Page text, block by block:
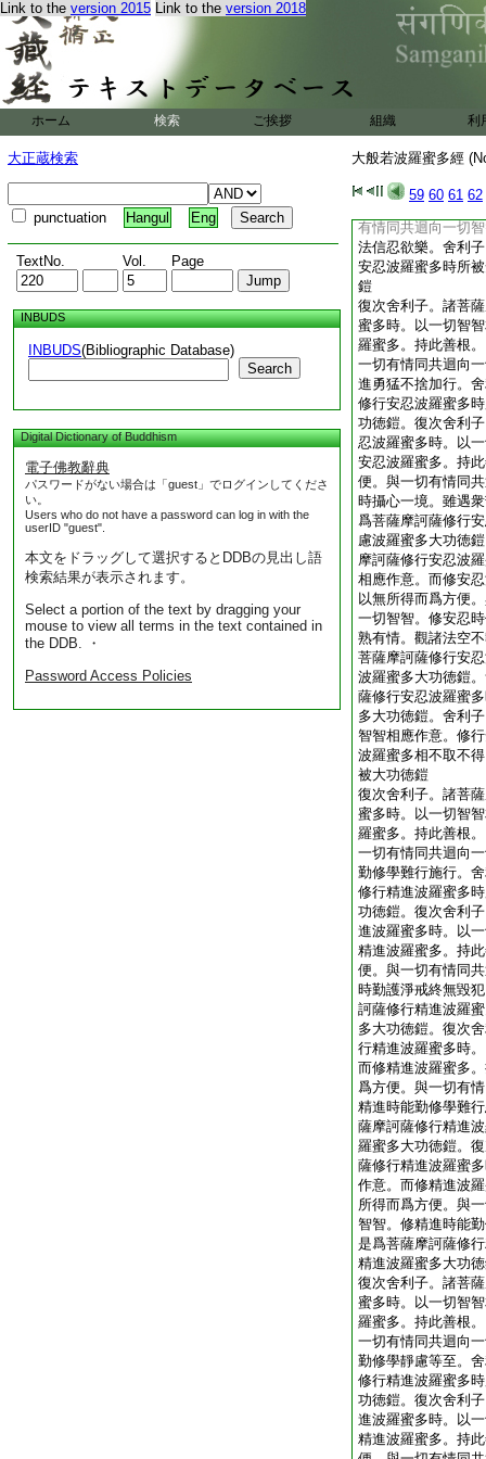
Link to the version 2015 Link to the version 2018
ホーム 検索 ご挨拶 組織 利
大正蔵検索
punctuation Hangul Eng
TextNo. Vol. Page
INBUDS
INBUDS(Bibliographic Database)
Search
Digital Dictionary of Buddhism
電子佛教辭典
パスワードがない場合は「guest」でログインしてくださ
い。
Users who do not have a password can log in with the
userID "guest".
本文をドラッグして選択するとDDBの見出し語
検索結果が表示されます。
Select a portion of the text by dragging your
mouse to view all terms in the text contained in
the DDB. ・
Password Access Policies
大般若波羅蜜多經
59 60 61 62
薩摩訶薩修行安忍
羅蜜多大功徳鎧。
薩修行安忍波羅蜜
作意。而修安忍波
智智。修安忍時不
意。舍利子。是爲
蜜多時所被淨戒波
舍利子。諸菩薩摩
時。以一切智智相
有情同共迴向一切
法信忍欲樂。舍利
安忍波羅蜜多時所
鎧
復次舍利子。諸菩
蜜多時。以一切智
羅蜜多。持此善根
一切有情同共迴向
進勇猛不捨加行。
修行安忍波羅蜜多
功徳鎧。復次舍利
忍波羅蜜多時。以
安忍波羅蜜多。持
便。與一切有情同
時攝心一境。雖遇
爲菩薩摩訶薩修行
慮波羅蜜多大功徳
摩訶薩修行安忍波
相應作意。而修安
以無所得而爲方便
一切智智。修安忍
熟有情。觀諸法空
菩薩摩訶薩修行安
波羅蜜多大功徳鎧
薩修行安忍波羅蜜
多大功徳鎧。舍利
智智相應作意。修
波羅蜜多相不取不
被大功徳鎧
復次舍利子。諸菩
蜜多時。以一切智
羅蜜多。持此善根
一切有情同共迴向
勤修學難行施行。
修行精進波羅蜜多
功徳鎧。復次舍利
進波羅蜜多時。以
精進波羅蜜多。持
便。與一切有情同
時勤護淨戒終無毀
訶薩修行精進波羅
多大功徳鎧。復次
行精進波羅蜜多時
而修精進波羅蜜多
爲方便。與一切有
精進時能勤修學難
薩摩訶薩修行精進
羅蜜多大功徳鎧。
薩修行精進波羅蜜
作意。而修精進波
所得而爲方便。與
智智。修精進時能
是爲菩薩摩訶薩修
精進波羅蜜多大功
復次舍利子。諸菩
蜜多時。以一切智
羅蜜多。持此善根
一切有情同共迴向
勤修學靜慮等至。
修行精進波羅蜜多
功徳鎧。復次舍利
進波羅蜜多時。以
精進波羅蜜多。持